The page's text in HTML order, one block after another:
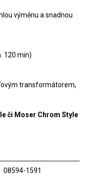
výměnu a snadnou
120 min)
transformátorem,
či Moser Chrom Style
08594-1591